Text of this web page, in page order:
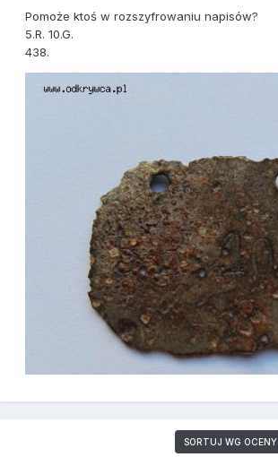
Pomoże ktoś w rozszyfrowaniu napisów?
5.R. 10.G.
438.
SORTUJ WG OCENY